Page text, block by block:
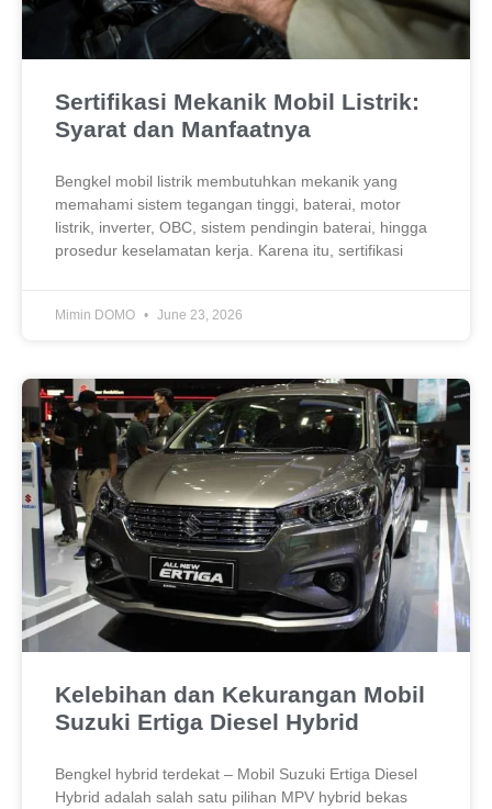
Sertifikasi Mekanik Mobil Listrik:
Syarat dan Manfaatnya
Bengkel mobil listrik membutuhkan mekanik yang
memahami sistem tegangan tinggi, baterai, motor
listrik, inverter, OBC, sistem pendingin baterai, hingga
prosedur keselamatan kerja. Karena itu, sertifikasi
Mimin DOMO June 23, 2026
Kelebihan dan Kekurangan Mobil
Suzuki Ertiga Diesel Hybrid
Bengkel hybrid terdekat – Mobil Suzuki Ertiga Diesel
Hybrid adalah salah satu pilihan MPV hybrid bekas